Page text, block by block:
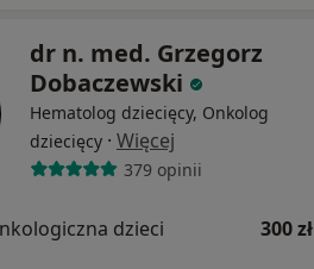
dr n. med. Grzegorz
Dobaczewski
Hematolog dziecięcy, Onkolog
dziecięcy · Więcej
379 opinii
dzieci 300 zł